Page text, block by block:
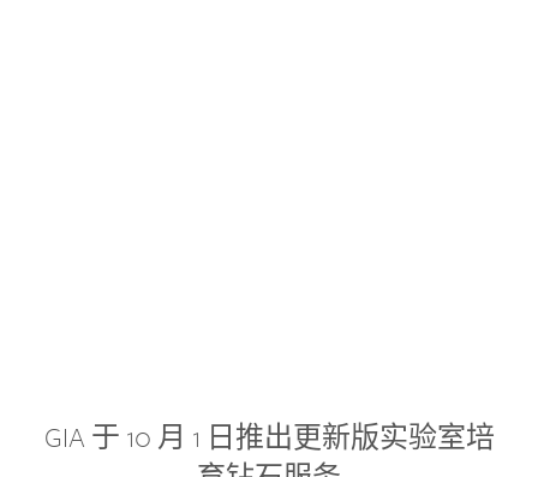
GIA 于 10 月 1 日推出更新版实验室培